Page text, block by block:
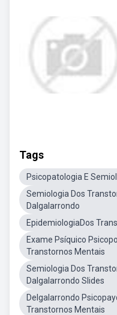
Tags
Psicopatologia E
Semiologia Dos
Dalgalarrondo
EpidemiologiaDos
Exame Psíquico
Transtornos Mentais
Semiologia Dos
Dalgalarrondo Slides
Delgalarrondo
Transtornos Mentais